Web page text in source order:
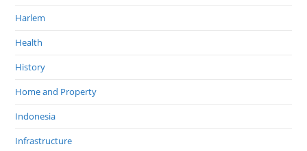
Harlem
Health
History
Home and Property
Indonesia
Infrastructure